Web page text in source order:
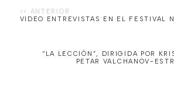
VIDEO ENTREVISTAS EN EL FESTIVAL
“LA LECCIÓN”, DIRIGIDA POR
PETAR VALCHANOV-